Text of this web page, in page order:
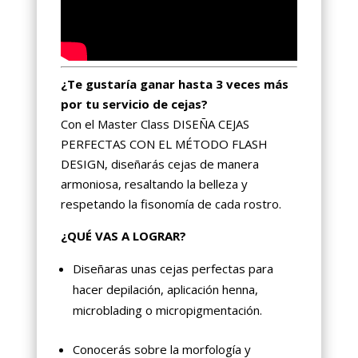
¿Te gustaría ganar hasta 3 veces más
por tu servicio de cejas?
Con el Master Class DISEÑA CEJAS
PERFECTAS CON EL MÉTODO FLASH
DESIGN, diseñarás cejas de manera
armoniosa, resaltando la belleza y
respetando la fisonomía de cada rostro.
¿QUÉ VAS A LOGRAR?
Diseñaras unas cejas perfectas para
hacer depilación, aplicación henna,
microblading o micropigmentación.
Conocerás sobre la morfología y